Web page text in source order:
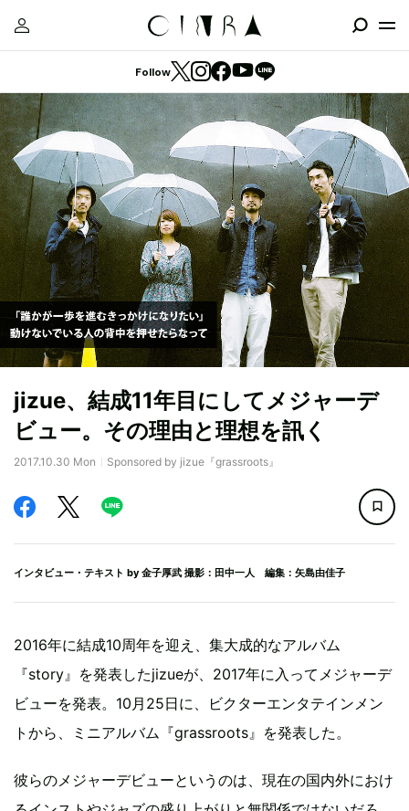
Follow
jizue、結成11年目にしてメジャーデ
ビュー。その理由と理想を訊く
2017.10.30 Mon Sponsored by jizue『grassroots』
インタビュー・テキスト by 金子厚武 撮影：田中一人 編集：矢島由佳子
2016年に結成10周年を迎え、集大成的なアルバム
『story』を発表したjizueが、2017年に入ってメジャーデ
ビューを発表。10月25日に、ビクターエンタテインメン
トから、ミニアルバム『grassroots』を発表した。
彼らのメジャーデビューというのは、現在の国内外におけ